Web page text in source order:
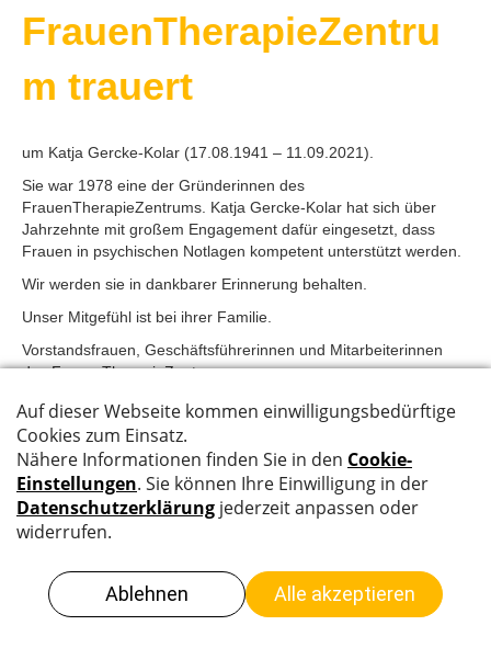
FrauenTherapieZentru
m trauert
um Katja Gercke-Kolar (17.08.1941 – 11.09.2021).
Sie war 1978 eine der Gründerinnen des
FrauenTherapieZentrums. Katja Gercke-Kolar hat sich über
Jahrzehnte mit großem Engagement dafür eingesetzt, dass
Frauen in psychischen Notlagen kompetent unterstützt werden.
Wir werden sie in dankbarer Erinnerung behalten.
Unser Mitgefühl ist bei ihrer Familie.
Vorstandsfrauen, Geschäftsführerinnen und Mitarbeiterinnen
des FrauenTherapieZentrums
Kontakt
Impressum
Cookie-Banner anzeigen
2026 FrauenTherapieZentrum-FTZ München e.V. |
FrauenTherapieZentrum-FTZ gemeinnützige GmbH